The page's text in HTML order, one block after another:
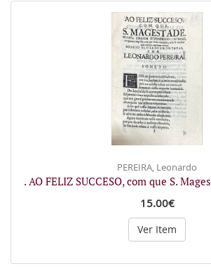
PEREIRA, Leonardo
. AO FELIZ SUCCESO, com que S.
15.00€
Ver Item